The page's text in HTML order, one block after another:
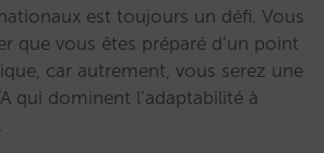
est toujours un défi. Vous
que vous êtes préparé d’un point
car autrement, vous serez une
qui dominent l’adaptabilité à